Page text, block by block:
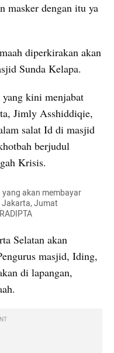
masker dengan itu ya
diperkirakan akan
Sunda Kelapa.
kini menjabat
Jimly Asshiddiqie,
salat Id di masjid
berjudul
Krisis.
akan membayar
Jakarta, Jumat
Selatan akan
masjid, Iding,
di lapangan,